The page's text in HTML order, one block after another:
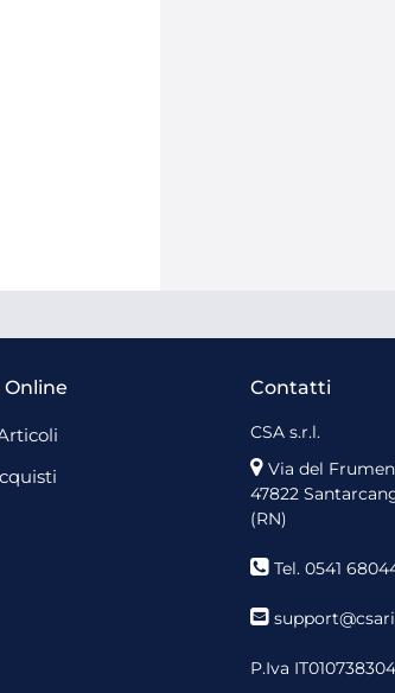
Contatti
CSA s.r.l.
Via del
47822
(RN)
Tel. 0541
P.Iva